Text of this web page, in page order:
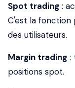
Spot trading :
C'est la fonction
des utilisateurs.
Margin trading :
positions spot.